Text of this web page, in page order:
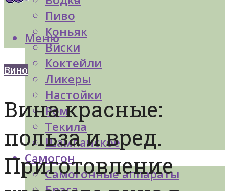
Пиво
Коньяк
Виски
Коктейли
Ликеры
Настойки
Ром
Текила
Шампанское
Самогон
Самогонные аппараты
Меню
Вино
Вина красные:
польза и вред.
Приготовление